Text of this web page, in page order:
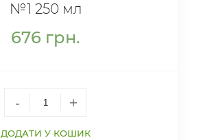
№1 250 мл
676 грн.
- +
ДОДАТИ У КОШИК